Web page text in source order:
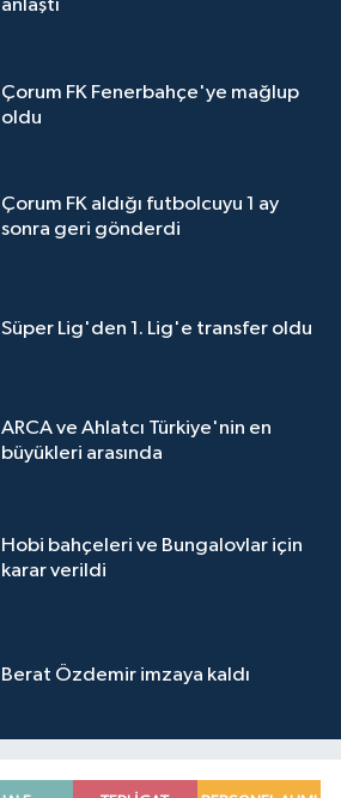
anlaştı
Çorum FK Fenerbahçe'ye mağlup
oldu
Çorum FK aldığı futbolcuyu 1 ay
sonra geri gönderdi
Süper Lig'den 1. Lig'e transfer oldu
ARCA ve Ahlatcı Türkiye'nin en
büyükleri arasında
Hobi bahçeleri ve Bungalovlar için
karar verildi
Berat Özdemir imzaya kaldı